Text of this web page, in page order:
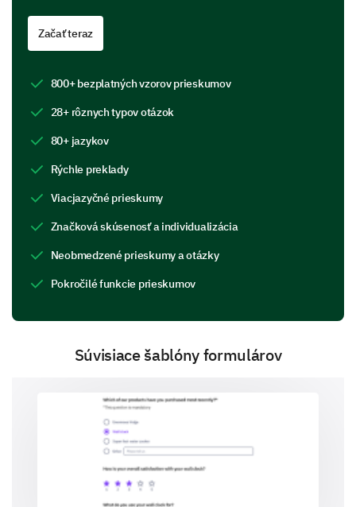
In what aspect do you think the program has
Program Impact
Have you experienced any of the following
changes since participating in the program?
Increased self-confidence
Improved teamwork skills
Enhanced leadership abilities
Improvement in emotional well-being
Suggestions for Improvement
What areas, if any, do you think we should
improve in our program?
Začať teraz
800+ bezplatných vzorov prieskumov
28+ rôznych typov otázok
80+ jazykov
Rýchle preklady
Viacjazyčné prieskumy
Značková skúsenosť a individualizácia
Neobmedzené prieskumy a otázky
Pokročilé funkcie prieskumov
Súvisiace šablóny formulárov